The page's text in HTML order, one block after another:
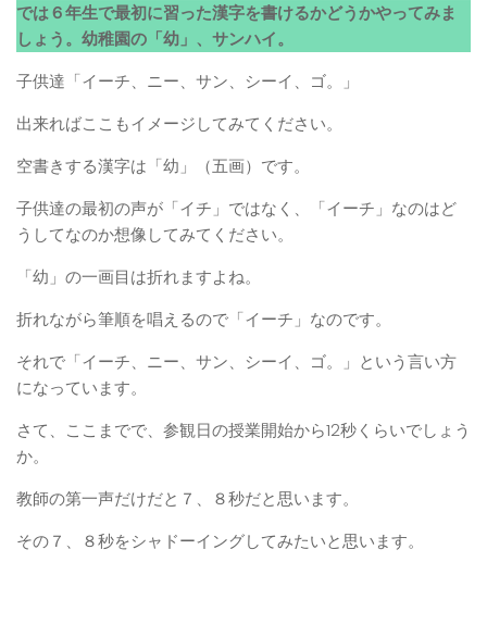
では６年生で最初に習った漢字を書けるかどうかやってみま
しょう。幼稚園の「幼」、サンハイ。
子供達「イーチ、ニー、サン、シーイ、ゴ。」
出来ればここもイメージしてみてください。
空書きする漢字は「幼」（五画）です。
子供達の最初の声が「イチ」ではなく、「イーチ」なのはど
うしてなのか想像してみてください。
「幼」の一画目は折れますよね。
折れながら筆順を唱えるので「イーチ」なのです。
それで「イーチ、ニー、サン、シーイ、ゴ。」という言い方
になっています。
さて、ここまでで、参観日の授業開始から12秒くらいでしょう
か。
教師の第一声だけだと７、８秒だと思います。
その７、８秒をシャドーイングしてみたいと思います。